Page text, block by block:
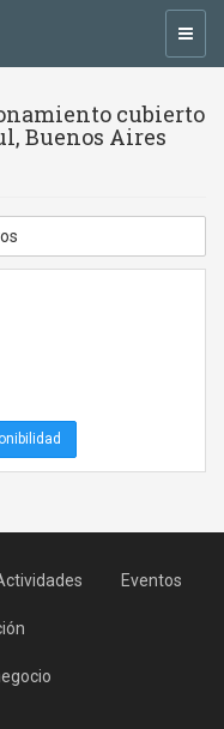
cubierto
Buenos Aires
Eventos